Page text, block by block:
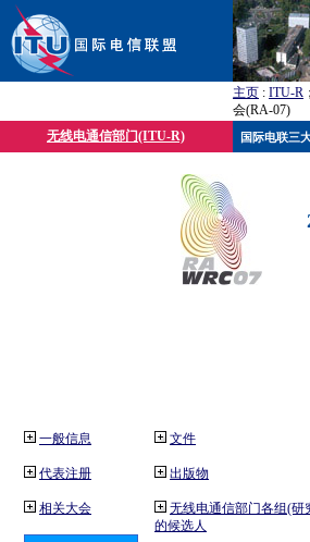
主页 : ITU-R
会(RA-07)
无线电通信部门(ITU-R)
一般信息
代表注册
相关大会
文件
出版物
无线电通信部门各组(研
的候选人
国际电联三